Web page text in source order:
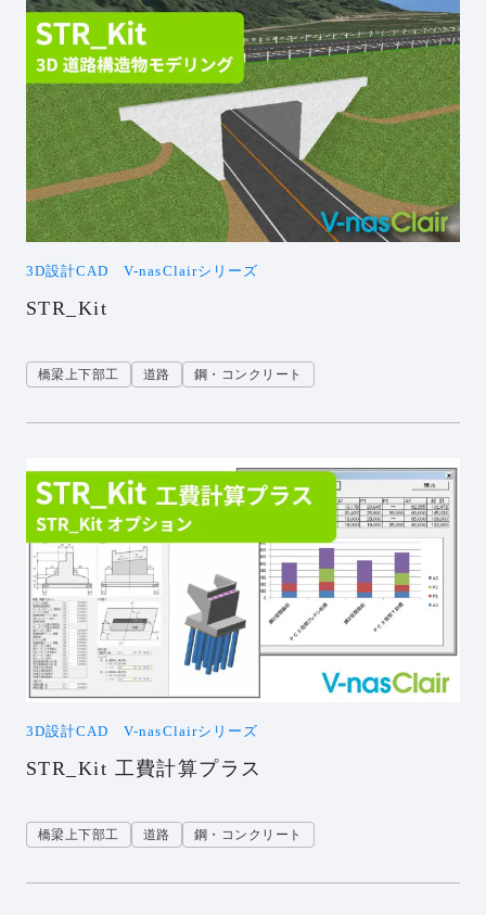
3D設計CAD V-nasClairシリーズ
STR_Kit
橋梁上下部工 道路 鋼・コンクリート
3D設計CAD V-nasClairシリーズ
STR_Kit 工費計算プラス
橋梁上下部工 道路 鋼・コンクリート